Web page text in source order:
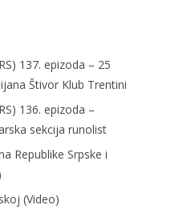
137. epizoda – 25
Štivor Klub Trentini
136. epizoda –
sekcija runolist
Republike Srpske i
(Video)